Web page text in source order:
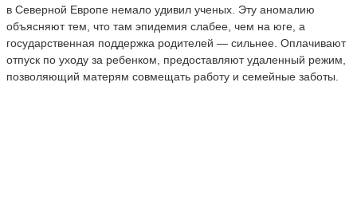
в Северной Европе немало удивил ученых. Эту аномалию
объясняют тем, что там эпидемия слабее, чем на юге, а
государственная поддержка родителей — сильнее. Оплачивают
отпуск по уходу за ребенком, предоставляют удаленный режим,
позволяющий матерям совмещать работу и семейные заботы.